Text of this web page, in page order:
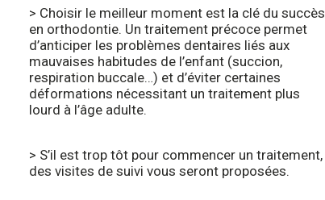
> Choisir le meilleur moment est la clé du succès
en orthodontie. Un traitement précoce permet
d’anticiper les problèmes dentaires liés aux
mauvaises habitudes de l’enfant (succion,
respiration buccale…) et d’éviter certaines
déformations nécessitant un traitement plus
lourd à l’âge adulte.
> S’il est trop tôt pour commencer un traitement,
des visites de suivi vous seront proposées.